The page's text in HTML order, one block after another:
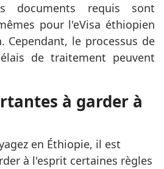
documents requis sont
pour l'eVisa éthiopien
Cependant, le processus de
de traitement peuvent
à garder à
en Éthiopie, il est
à l'esprit certaines règles